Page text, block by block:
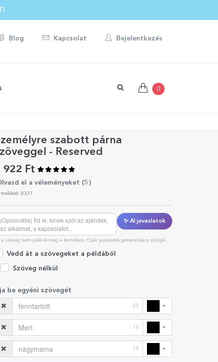
Blog Kapcsolat Bejelentkezés
0
szabott párna
- Reserved
922 Ft
el a véleményeket (5 )
8327
✨ AI javaslatok
a szöveg nem jelenik meg a terméken. Csak javaslatok generálására szolgál.
Vedd át a szövegeket a példából
Szöveg nélkül
be egyéni szövegét
20
10
10